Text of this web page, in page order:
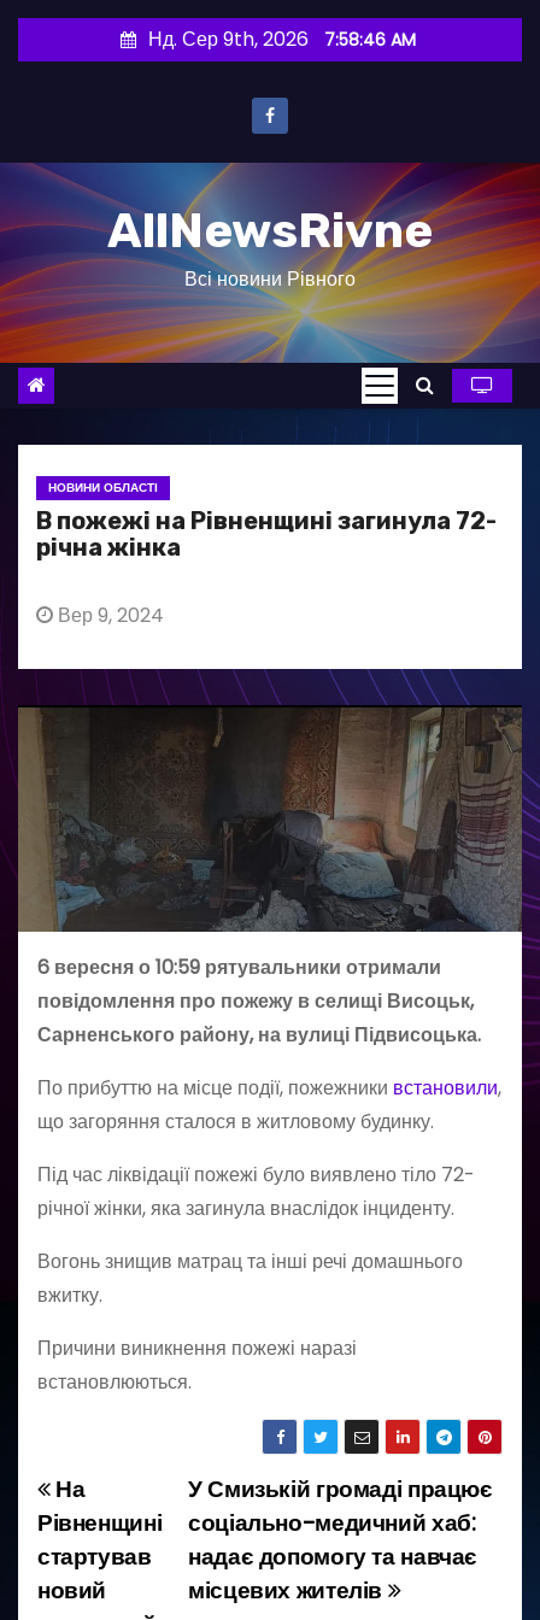
и
о
в
Нд. Сер 9th, 2026 7:58:47 AM
AllNewsRivne
Всі новини Рівного
НОВИНИ ОБЛАСТІ
В пожежі на Рівненщині загинула 72-
річна жінка
Вер 9, 2024
6 вересня о 10:59 рятувальники отримали
повідомлення про пожежу в селищі Висоцьк,
Сарненського району, на вулиці Підвисоцька.
По прибуттю на місце події, пожежники встановили,
що загоряння сталося в житловому будинку.
Під час ліквідації пожежі було виявлено тіло 72-
річної жінки, яка загинула внаслідок інциденту.
Вогонь знищив матрац та інші речі домашнього
вжитку.
Причини виникнення пожежі наразі
встановлюються.
Н
а
в
У Смизькій громаді працює
соціально-медичний хаб:
надає допомогу та навчає
місцевих жителів
На
Рівненщині
стартував
новий